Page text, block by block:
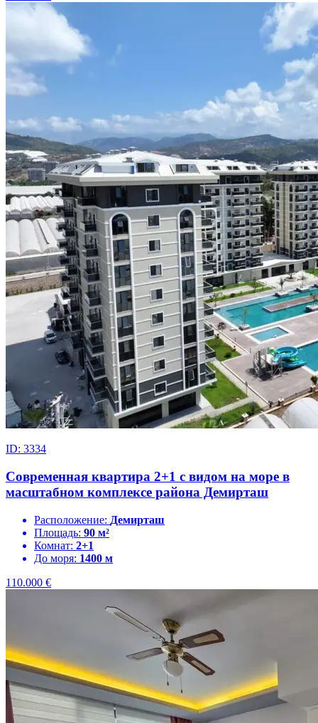
ID: 3334
Современная квартира 2+1 с видом на море в
масштабном комплексе района Демирташ
Расположение: Демирташ
Площадь: 90 м²
Комнат: 2+1
До моря: 1400 м
110.000 €